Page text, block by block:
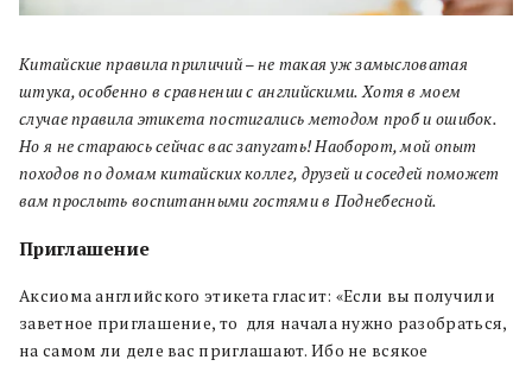
Китайские правила приличий – не такая уж замысловатая
штука, особенно в сравнении с английскими. Хотя в моем
случае правила этикета постигались методом проб и ошибок.
Но я не стараюсь сейчас вас запугать! Наоборот, мой опыт
походов по домам китайских коллег, друзей и соседей поможет
вам прослыть воспитанными гостями в Поднебесной.
Приглашение
Аксиома английского этикета гласит: «Если вы получили
заветное приглашение, то для начала нужно разобраться,
на самом ли деле вас приглашают. Ибо не всякое